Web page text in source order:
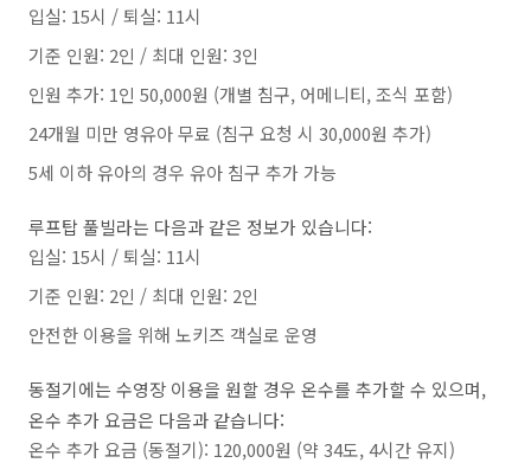
입실: 15시 / 퇴실: 11시
기준 인원: 2인 / 최대 인원: 3인
인원 추가: 1인 50,000원 (개별 침구, 어메니티, 조식 포함)
24개월 미만 영유아 무료 (침구 요청 시 30,000원 추가)
5세 이하 유아의 경우 유아 침구 추가 가능
루프탑 풀빌라는 다음과 같은 정보가 있습니다:
입실: 15시 / 퇴실: 11시
기준 인원: 2인 / 최대 인원: 2인
안전한 이용을 위해 노키즈 객실로 운영
동절기에는 수영장 이용을 원할 경우 온수를 추가할 수 있으며,
온수 추가 요금은 다음과 같습니다:
온수 추가 요금 (동절기): 120,000원 (약 34도, 4시간 유지)